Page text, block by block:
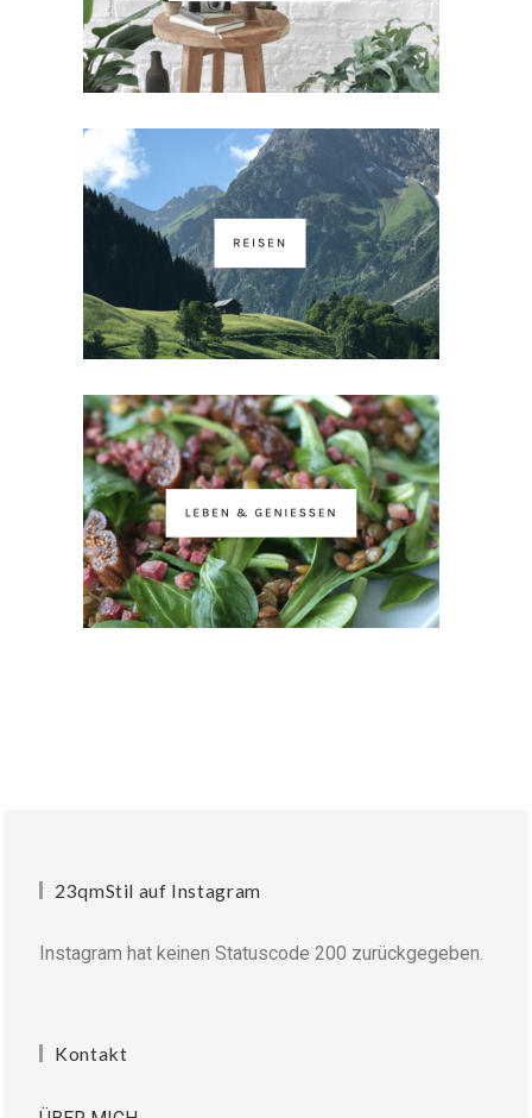
23qmStil auf Instagram
Instagram hat keinen Statuscode 200 zurückgegeben.
Kontakt